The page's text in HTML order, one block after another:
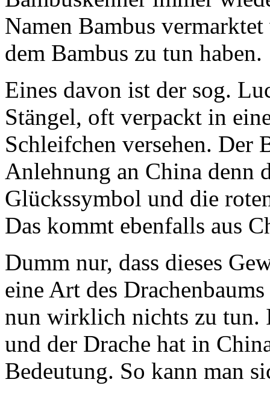
Namen Bambus
dem Bambus zu tun haben.
Eines davon ist der sog.
Stängel, oft verpackt in
Schleifchen versehen. Der
Anlehnung an China denn
Glückssymbol und die
Das kommt ebenfalls aus
Dumm nur, dass dieses
eine Art des
nun wirklich nichts zu tun.
und der Drache hat in
Bedeutung. So kann man